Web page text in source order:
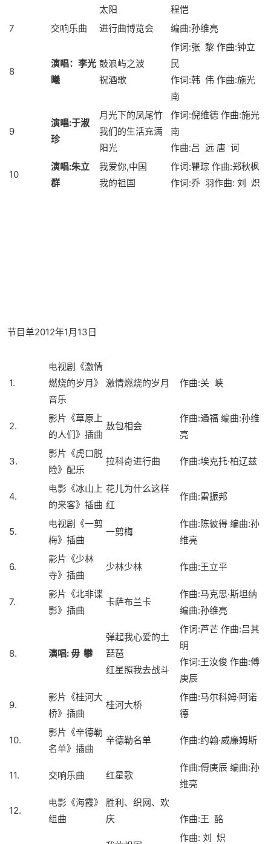
太阳
程恺
7
交响乐曲 进行曲博览会 编曲:孙维亮
8
演唱：李光
曦
鼓浪屿之波
祝酒歌
作词:张 黎 作曲:钟立
民
作词:韩 伟 作曲:施光
南
9
演唱:于淑
珍
月光下的凤尾竹
我们的生活充满
阳光
作词:倪维德 作曲:施光
南
作曲:吕 远 唐 诃
10
演唱:朱立
群
我爱你,中国
我的祖国
作词:瞿琮 作曲:郑秋枫
作词:乔 羽作曲: 刘 炽
节目单2012年1月13日
1.
电视剧《激情
燃烧的岁月》
音乐
激情燃烧的岁月 作曲:关 峡
2.
影片《草原上
的人们》插曲
敖包相会
作曲:通福 编曲:孙维
亮
3.
影片《虎口脱
险》配乐
拉科奇进行曲 作曲:埃克托·柏辽兹
4.
电影《冰山上
的来客》插曲
花儿为什么这样
红
作曲:雷振邦
5.
电视剧《一剪
梅》插曲
一剪梅
作曲:陈彼得 编曲:孙
维亮
6.
影片《少林
寺》插曲
少林少林 作曲:王立平
7.
影片《北非谍
影》插曲
卡萨布兰卡
作曲:马克思·斯坦纳
编曲:孙维亮
8. 演唱:毋 攀
弹起我心爱的土
琵琶
红星照我去战斗
作词:芦芒 作曲:吕其
明
作词:王汝俊 作曲:傅
庚辰
9.
影片《桂河大
桥》插曲
桂河大桥
作曲:马尔科姆·阿诺
德
10.
影片《辛德勒
名单》插曲
辛德勒名单 作曲:约翰·威廉姆斯
11. 交响乐曲 红星歌
作曲:傅庚辰 编曲:孙
维亮
12.
电影《海霞》
组曲
胜利、织网、欢
庆
作曲:王 酩
作曲: 刘 炽